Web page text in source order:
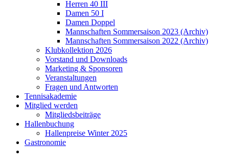
Herren 40 III
Damen 50 I
Damen Doppel
Mannschaften Sommersaison 2023 (Archiv)
Mannschaften Sommersaison 2022 (Archiv)
Klubkollektion 2026
Vorstand und Downloads
Marketing & Sponsoren
Veranstaltungen
Fragen und Antworten
Tennisakademie
Mitglied werden
Mitgliedsbeiträge
Hallenbuchung
Hallenpreise Winter 2025
Gastronomie